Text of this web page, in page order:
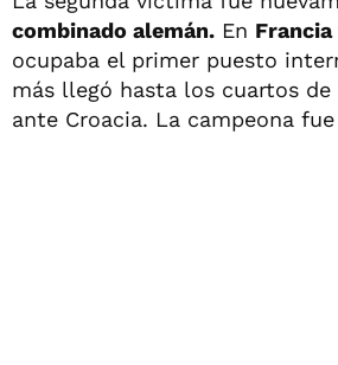
combinado alemán. En Francia
ocupaba el primer puesto
más llegó hasta los cuartos
ante Croacia. La campeona